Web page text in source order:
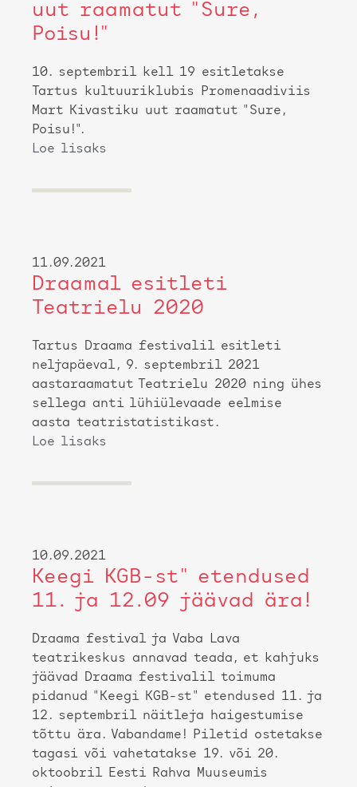
uut raamatut "Sure,
Poisu!"
10. septembril kell 19 esitletakse
Tartus kultuuriklubis Promenaadiviis
Mart Kivastiku uut raamatut "Sure,
Poisu!".
Loe lisaks
11.09.2021
Draamal esitleti
Teatrielu 2020
Tartus Draama festivalil esitleti
neljapäeval, 9. septembril 2021
aastaraamatut Teatrielu 2020 ning ühes
sellega anti lühiülevaade eelmise
aasta teatristatistikast.
Loe lisaks
10.09.2021
Keegi KGB-st" etendused
11. ja 12.09 jäävad ära!
Draama festival ja Vaba Lava
teatrikeskus annavad teada, et kahjuks
jäävad Draama festivalil toimuma
pidanud "Keegi KGB-st" etendused 11. ja
12. septembril näitleja haigestumise
tõttu ära. Vabandame! Piletid ostetakse
tagasi või vahetatakse 19. või 20.
oktoobril Eesti Rahva Muuseumis